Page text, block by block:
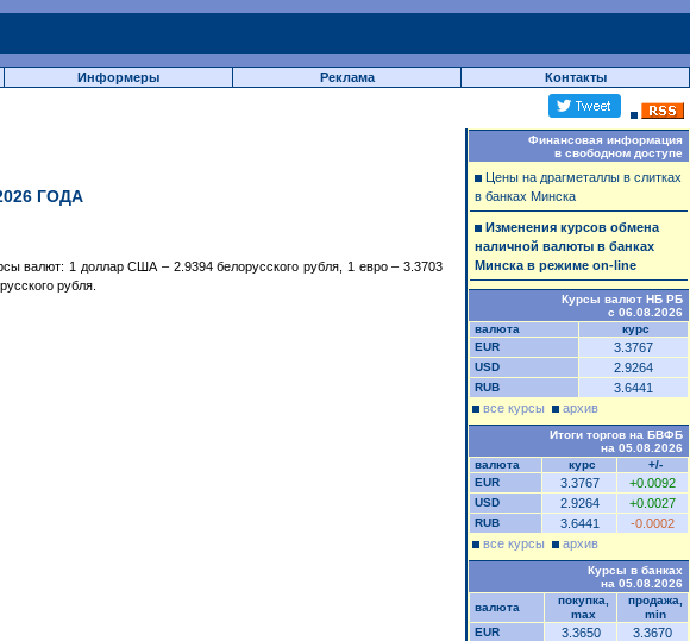
Информеры Реклама Контакты
ГОДА
валют: 1 доллар США – 2.9394 белорусского рубля, 1 евро – 3.3703
рубля.
Финансовая информация
в свободном доступе
Цены на драгметаллы в слитках
в банках Минска
Изменения курсов обмена
наличной валюты в банках
Минска в режиме on-line
Курсы валют НБ РБ
с 06.08.2026
валюта
курс
EUR
3.3767
USD 2.9264
RUB
3.6441
все курсы
архив
Итоги торгов на БВФБ
на 05.08.2026
валюта
курс
+/-
EUR
3.3767 +0.0092
USD 2.9264 +0.0027
RUB 3.6441
-0.0002
все курсы
архив
Курсы в банках
на 05.08.2026
валюта
покупка,
max
продажа,
min
EUR
3.3650 3.3670